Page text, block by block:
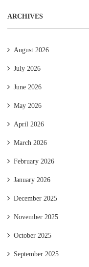
ARCHIVES
August 2026
July 2026
June 2026
May 2026
April 2026
March 2026
February 2026
January 2026
December 2025
November 2025
October 2025
September 2025